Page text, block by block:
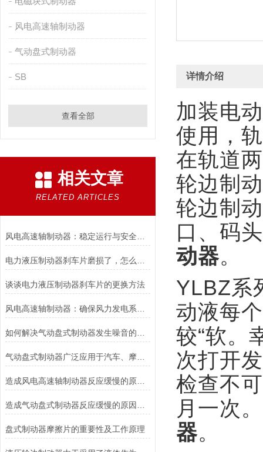
风电高速轴制动器
气动盘式制动器
SB
查看全部
相关文章
RELATED ARTICLES
谈谈电力液压制动器刹车片的更换方法
气动盘式制动器广泛应用于汽车、摩托车和自行车等交通工具中
造成风电高速轴制动器反应缓慢的原因有哪些？
盘式制动器摩擦片的重要性及工作原理
详情介绍
加装电
使用，
在轨道
轮边制
轮边制
口、码
动器。
YLBZ系
动液每
较“软。
次打开
检查不
月一次
器。